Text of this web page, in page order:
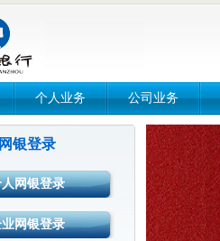
个人业务 公司业务
网银登录